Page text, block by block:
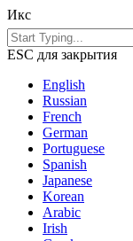
Икс
ESC для закрытия
English
Russian
French
German
Portuguese
Spanish
Japanese
Korean
Arabic
Irish